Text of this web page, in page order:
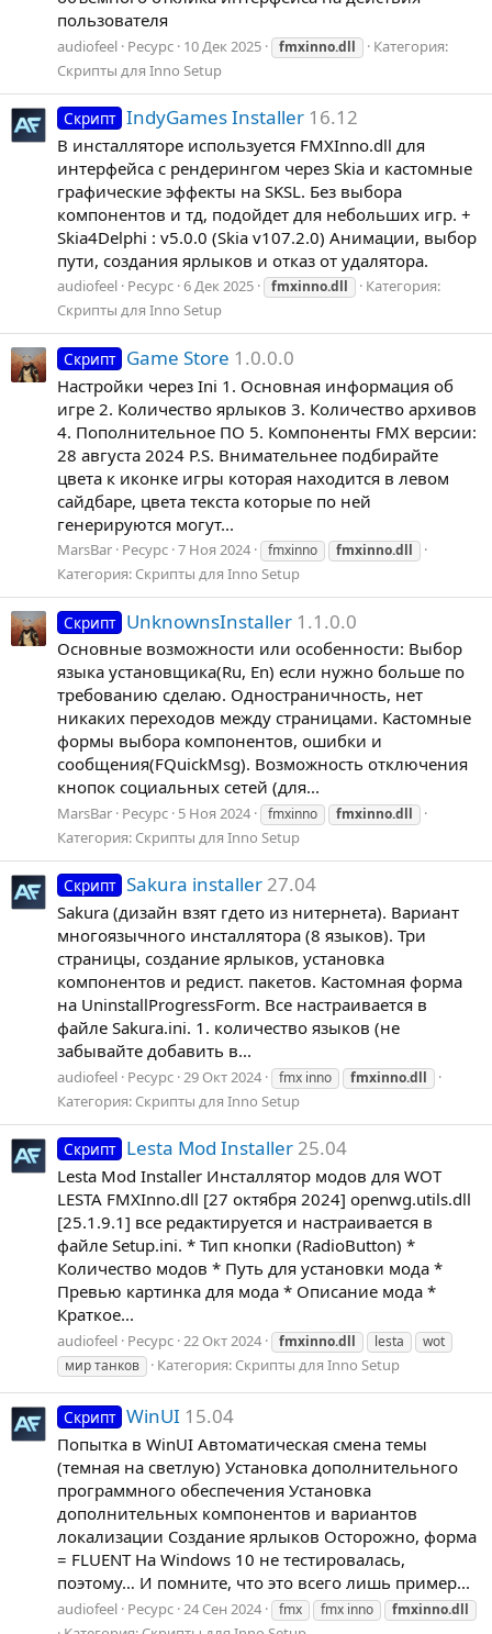
пользователя
audiofeel Ресурс 10 Дек 2025 fmxinno.dll
Категория:
Скрипты для Inno Setup
Скрипт IndyGames Installer 16.12
В инсталляторе используется FMXInno.dll для
интерфейса с рендерингом через Skia и кастомные
графические эффекты на SKSL. Без выбора
компонентов и тд, подойдет для небольших игр. +
Skia4Delphi : v5.0.0 (Skia v107.2.0) Анимации, выбор
пути, создания ярлыков и отказ от удалятора.
audiofeel Ресурс 6 Дек 2025 fmxinno.dll
Категория:
Скрипты для Inno Setup
Скрипт Game Store 1.0.0.0
Настройки через Ini 1. Основная информация об
игре 2. Количество ярлыков 3. Количество архивов
4. Пополнительное ПО 5. Компоненты FMX версии:
28 августа 2024 P.S. Внимательнее подбирайте
цвета к иконке игры которая находится в левом
сайдбаре, цвета текста которые по ней
генерируются могут...
MarsBar Ресурс 7 Ноя 2024 fmxinno fmxinno.dll
Категория: Скрипты для Inno Setup
Скрипт UnknownsInstaller 1.1.0.0
Основные возможности или особенности: Выбор
языка установщика(Ru, En) если нужно больше по
требованию сделаю. Одностраничность, нет
никаких переходов между страницами. Кастомные
формы выбора компонентов, ошибки и
сообщения(FQuickMsg). Возможность отключения
кнопок социальных сетей (для...
MarsBar Ресурс 5 Ноя 2024 fmxinno fmxinno.dll
Категория: Скрипты для Inno Setup
Скрипт Sakura installer 27.04
Sakura (дизайн взят гдето из нитернета). Вариант
многоязычного инсталлятора (8 языков). Три
страницы, создание ярлыков, установка
компонентов и редист. пакетов. Кастомная форма
на UninstallProgressForm. Все настраивается в
файле Sakura.ini. 1. количество языков (не
забывайте добавить в...
audiofeel Ресурс 29 Окт 2024 fmx inno fmxinno.dll
Категория: Скрипты для Inno Setup
Скрипт Lesta Mod Installer 25.04
Lesta Mod Installer Инсталлятор модов для WOT
LESTA FMXInno.dll [27 октября 2024] openwg.utils.dll
[25.1.9.1] все редактируется и настраивается в
файле Setup.ini. * Тип кнопки (RadioButton) *
Количество модов * Путь для установки мода *
Превью картинка для мода * Описание мода *
Краткое...
audiofeel Ресурс 22 Окт 2024 fmxinno.dll lesta
wot
мир танков
Категория: Скрипты для Inno Setup
Скрипт WinUI 15.04
Попытка в WinUI Автоматическая смена темы
(темная на светлую) Установка дополнительного
программного обеспечения Установка
дополнительных компонентов и вариантов
локализации Создание ярлыков Осторожно, форма
= FLUENT На Windows 10 не тестировалась,
поэтому… И помните, что это всего лишь пример...
audiofeel Ресурс 24 Сен 2024 fmx fmx inno fmxinno.dll